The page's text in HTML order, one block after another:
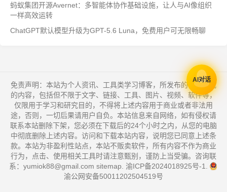
蚂蚁集团开源Avernet：多智能体协作基础设施，让人与AI像组织
一样高效运转
ChatGPT默认模型升级为GPT-5.6 Luna，免费用户可无限畅聊
免责声明：本站为个人资讯、工具类学习博客，所发布的一切形式
的内容，包括但不限于文字、链接、工具、图片、视频、软件等，
仅限用于学习和研究目的，不得将上述内容用于商业或者非法用
途，否则，一切后果请用户自负。本站信息来自网络，如有侵权请
联系本站删除下架，您必须在下载后的24个小时之内，从您的电脑
中彻底删除上述内容。访问和下载本站内容，说明您已同意上述条
款。本站为非盈利性站点，本站不贩卖软件，所有内容不作为商业
行为，点击、使用相关工具时请注意甄别，谨防上当受骗。咨询联
系：yumiok88@gmail.com sitemap 渝ICP备2024018925号-1
渝公网安备50011202504519号
AI对话